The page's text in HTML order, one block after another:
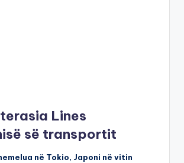
Lines
së transportit
në Tokio, Japoni në vitin